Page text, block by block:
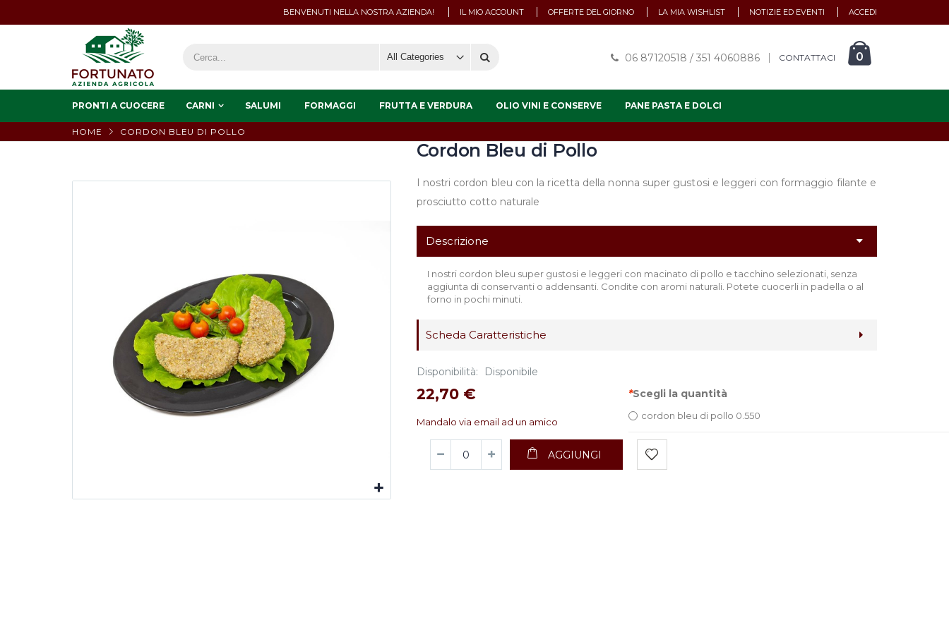
IL MIO ACCOUNT OFFERTE DEL GIORNO LA MIA WISHLIST NOTIZIE ED EVENTI ACCEDI
BENVENUTI NELLA NOSTRA AZIENDA!
06 87120518 / 351 4060886 CONTATTACI 0
PRONTI A CUOCERE CARNI SALUMI FORMAGGI FRUTTA E VERDURA OLIO VINI E CONSERVE PANE PASTA E DOLCI
HOME CORDON BLEU DI POLLO
Cordon Bleu di Pollo
I nostri cordon bleu con la ricetta della nonna super gustosi e leggeri con formaggio filante e
prosciutto cotto naturale
Descrizione
I nostri cordon bleu super gustosi e leggeri con macinato di pollo e tacchino selezionati, senza
aggiunta di conservanti o addensanti. Condite con aromi naturali. Potete cuocerli in padella o al
forno in pochi minuti.
Scheda Caratteristiche
Disponibilità: Disponibile
22,70 €
Mandalo via email ad un amico
*Scegli la quantità
cordon bleu di pollo 0.550
AGGIUNGI